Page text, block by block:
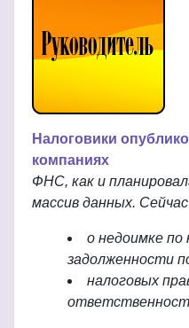
Налоговики
компаниях
ФНС, как и
массив данных.
о недоимке по
задолженности
налоговых